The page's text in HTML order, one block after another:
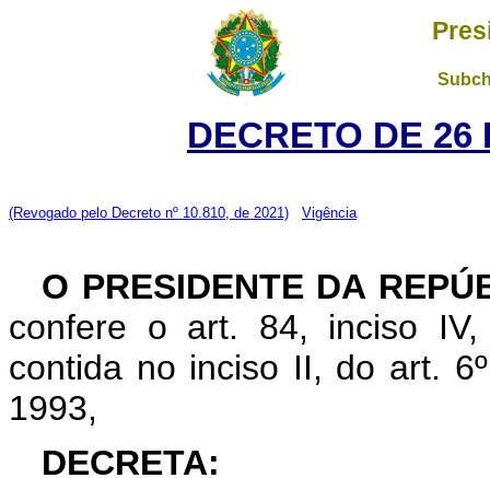
DECRETO DE 26
(Revogado pelo Decreto nº 10.810, de 2021) Vigência
O PRESIDENTE DA
confere o art. 84, inciso
contida no inciso II, do art.
1993,
DECRETA: